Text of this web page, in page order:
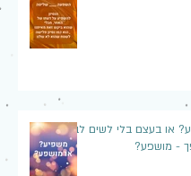
או בעצם בלי לשים לב,
- מושפע?